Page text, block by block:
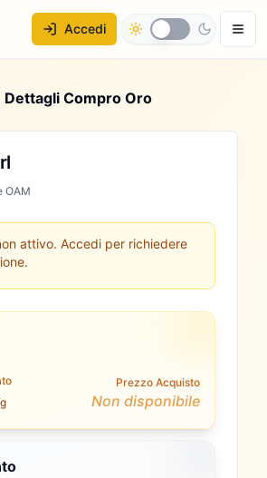
Accedi
Dettagli Compro Oro
OAM
attivo. Accedi per richiedere
Prezzo Acquisto
Non disponibile